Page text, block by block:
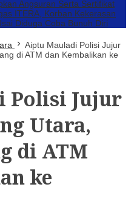
Angsuran Serta Sertifikat
ITERA, Korban Kekerasan
Diduga Coba Bunuh Diri
Aiptu Mauladi Polisi Jujur
di ATM dan Kembalikan ke
Polisi Jujur
Utara,
di ATM
ke